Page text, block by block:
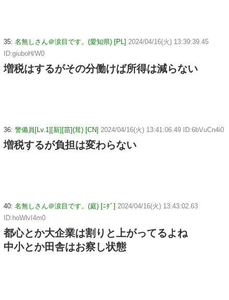
35: 名無しさん＠涙目です。(愛知県) [PL] 2024/04/16(火) 13:39:39.45
ID:giuboH/W0
増税はするがその分働けば所得は減らない
36: 警備員[Lv.1][新][苗](茸) [CN] 2024/04/16(火) 13:41:06.49 ID:6bVuCn4i0
増税するが負担は変わらない
40: 名無しさん＠涙目です。(庭) [ﾆﾀﾞ] 2024/04/16(火) 13:43:02.63
ID:hoWlvI4m0
都心とか大企業は割りと上がってるよね
中小とか田舎はお察し状態